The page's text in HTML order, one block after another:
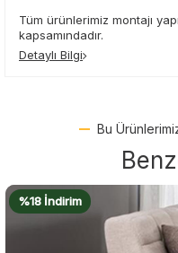
Tüm ürünlerimiz montajı
kapsamındadır.
Detaylı Bilgi
Bu
%18 İndirim